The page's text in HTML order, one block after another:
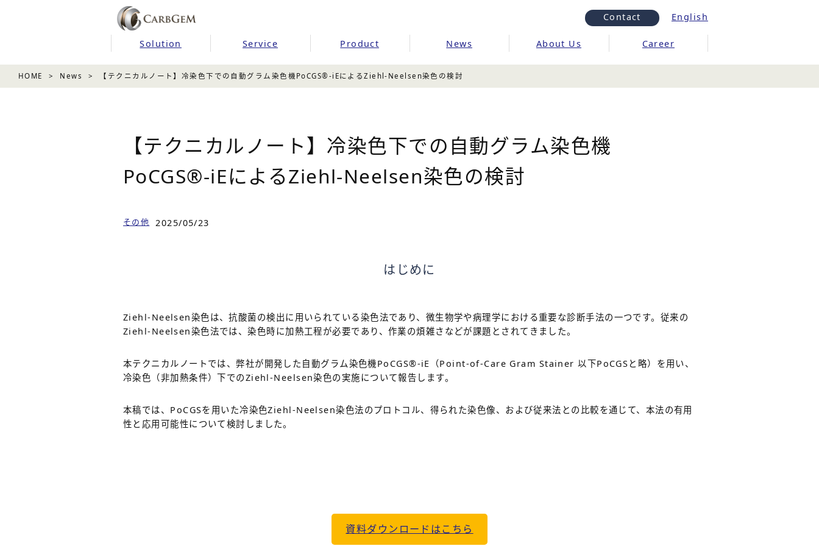
Contact English
Solution Service Product News About Us Career
HOME News 【テクニカルノート】冷染色下での自動グラム染色機PoCGS®‐iEによるZiehl-Neelsen染色の検討
【テクニカルノート】冷染色下での自動グラム染色機
PoCGS®‐iEによるZiehl-Neelsen染色の検討
その他 2025/05/23
はじめに
Ziehl-Neelsen染色は、抗酸菌の検出に用いられている染色法であり、微生物学や病理学における重要な診断手法の一つです。従来の
Ziehl-Neelsen染色法では、染色時に加熱工程が必要であり、作業の煩雑さなどが課題とされてきました。
本テクニカルノートでは、弊社が開発した自動グラム染色機PoCGS®-iE（Point-of-Care Gram Stainer 以下PoCGSと略）を用い、
冷染色（非加熱条件）下でのZiehl-Neelsen染色の実施について報告します。
本稿では、PoCGSを用いた冷染色Ziehl-Neelsen染色法のプロトコル、得られた染色像、および従来法との比較を通じて、本法の有用
性と応用可能性について検討しました。
資料ダウンロードはこちら